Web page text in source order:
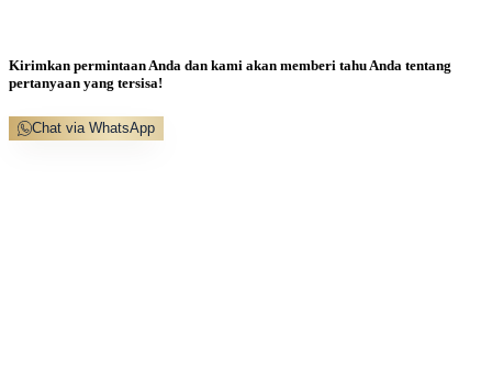
Kirimkan permintaan Anda dan kami akan memberi tahu Anda tentang
pertanyaan yang tersisa!
Chat via WhatsApp